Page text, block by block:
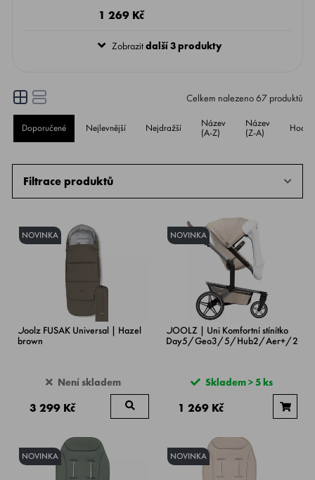
Poskytuje dítěti větší pohodlí a lepší regulaci
1 269 Kč
Zobrazitdalší 3 produkty
Celkem nalezeno67 produktů
Doporučené Nejlevnější Nejdražší
Název
(A-Z)
Název
(Z-A)
Filtrace produktů
NOVINKA
Joolz FUSAK Universal | Hazel
brown
Není skladem
3 299 Kč
NOVINKA
JOOLZ | Uni Komfortní stínítko
Day5/Geo3/5/Hub2/Aer+/2
Skladem > 5 ks
1 269 Kč
NOVINKA NOVINKA